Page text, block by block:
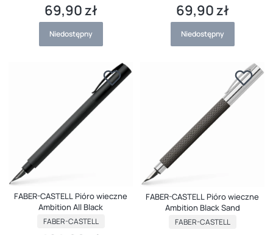
Cena
69,90 zł
Niedostępny
Cena
69,90 zł
Niedostępny
FABER-CASTELL Pióro wieczne
Ambition All Black
PRODUCENT
FABER-CASTELL
FABER-CASTELL Pióro wieczne
Ambition Black Sand
PRODUCENT
FABER-CASTELL